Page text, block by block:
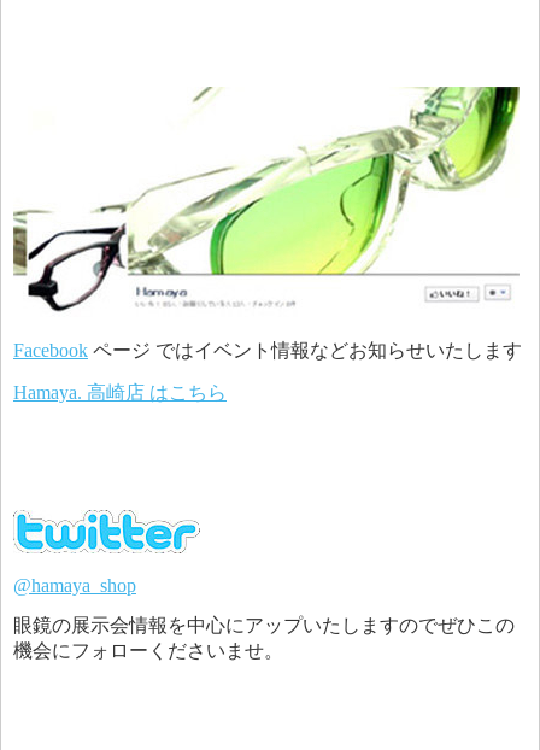
Facebook ページ ではイベント情報などお知らせいたします
Hamaya. 高崎店 はこちら
@hamaya_shop
眼鏡の展示会情報を中心にアップいたしますのでぜひこの
機会にフォローくださいませ。